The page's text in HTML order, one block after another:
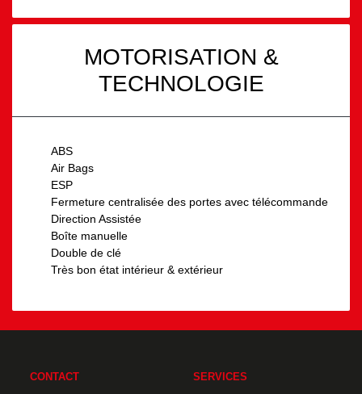
MOTORISATION &
TECHNOLOGIE
ABS
Air Bags
ESP
Fermeture centralisée des portes avec télécommande
Direction Assistée
Boîte manuelle
Double de clé
Très bon état intérieur & extérieur
CONTACT SERVICES